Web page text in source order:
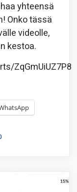
yhteensä
Onko tässä
videolle,
kestoa.
ZqGmUiUZ7P8